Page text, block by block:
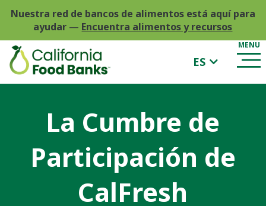
Nuestra red de bancos de alimentos está aquí para
ayudar — Encuentra alimentos y recursos
ES
La Cumbre de
Participación de
CalFresh